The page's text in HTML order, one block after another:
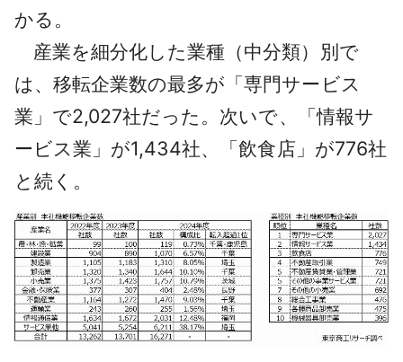
かる。
産業を細分化した業種（中分類）別で
は、移転企業数の最多が「専門サービス
業」で2,027社だった。次いで、「情報サ
ービス業」が1,434社、「飲食店」が776社
と続く。